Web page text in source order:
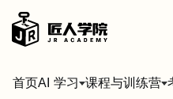
首页AI 学习 课程与训练营